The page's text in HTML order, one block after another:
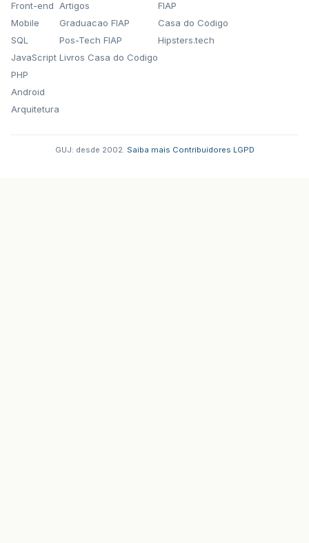
Front-end
Mobile
SQL
JavaScript
PHP
Android
Arquitetura
Artigos
Graduacao FIAP
Pos-Tech FIAP
Livros Casa do Codigo
FIAP
Casa do Codigo
Hipsters.tech
GUJ: desde 2002. Saiba mais Contribuidores LGPD